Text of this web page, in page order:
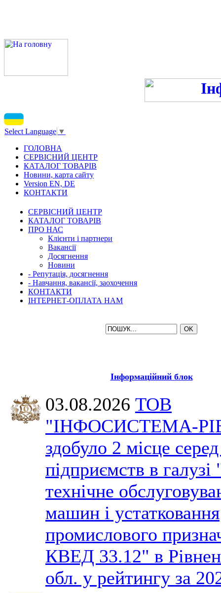
Select Language ▼
ГОЛОВНА
СЕРВІСНИЙ ЦЕНТР
КАТАЛОГ ТОВАРІВ
Новини, карта сайту
Version EN, DE
КОНТАКТИ
СЕРВІСНИЙ ЦЕНТР
КАТАЛОГ ТОВАРІВ
ПРО НАС
Клієнти і партнери
Вакансії
Досягнення
Новини
- Репутація, досягнення
- Навчання, вакансії, заохочення
КОНТАКТИ
ІНТЕРНЕТ-ОПЛАТА НАМ
Інформаційний блок
03.08.2026 ТОВ
"ІНФОСИСТЕМА-
здобуло 2 місце
підприємств в галузі
технічне
машин і устатковання
промислового
КВЕД 33.12" в
обл. у рейтингу за